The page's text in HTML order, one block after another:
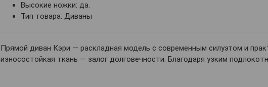
Высокие ножки: да.
Тип товара: Диваны
Прямой диван Кэри — раскладная модель с современным силуэтом и
износостойкая ткань — залог долговечности. Благодаря узким